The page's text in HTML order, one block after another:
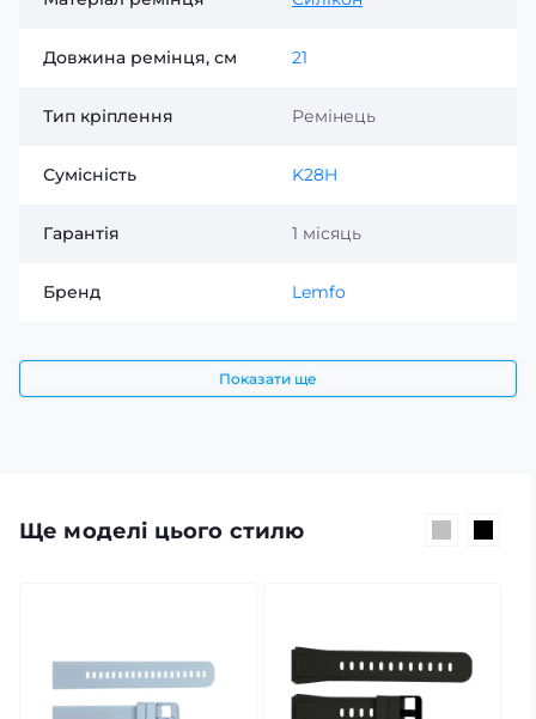
Довжина ремінця, см 21
Тип кріплення Ремінець
Сумісність K28H
Гарантія 1 місяць
Бренд Lemfo
Показати ще
Ще моделі цього стилю